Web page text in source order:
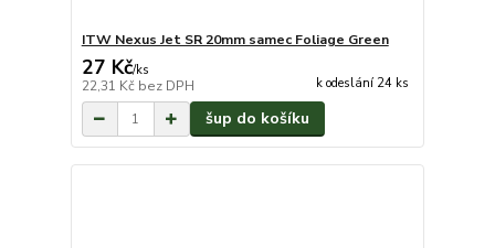
ITW Nexus Jet SR 20mm samec Foliage Green
27 Kč/ks
22,31 Kč bez DPH k odeslání 24 ks
šup do košíku